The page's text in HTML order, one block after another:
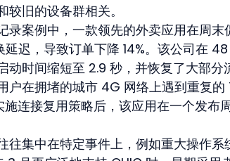
旧的设备群相关。
录案例中，一款领先的外卖应用在周末
迟，导致订单下降 14%。该公司在
时间缩短至 2.9 秒，并恢复了大部分
户在拥堵的城市 4G 网络上遇到重复的
连接复用策略后，该应用在一个发布
往集中在特定事件上，例如重大操作系